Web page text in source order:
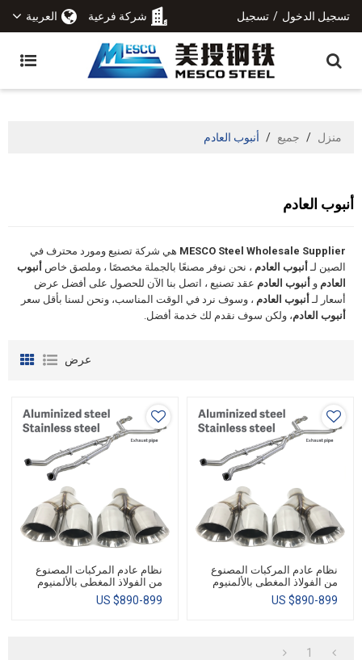
تسجيل الدخول / تسجيل شركة فرعية العربية
منزل / جميع / أنبوب العادم
أنبوب العادم
MESCO Steel Wholesale Supplier هي شركة تصنيع ومورد محترف في
الصين لـ أنبوب العادم ، نحن نوفر مصنعًا بالجملة مخصصًا ، وملصق خاص أنبوب
العادم و أنبوب العادم عقد تصنيع ، اتصل بنا الآن للحصول على أفضل عرض
أسعار لـ أنبوب العادم ، وسوف نرد في الوقت المناسب، ونحن لسنا بأقل سعر
أنبوب العادم، ولكن سوف نقدم لك خدمة أفضل.
عرض
نظام عادم المركبات المصنوع
من الفولاذ المغطى بالألمنيوم
والفولاذ المقاوم للصدأ من
شركة MESCO
US $890-899
نظام عادم المركبات المصنوع
من الفولاذ المغطى بالألمنيوم
والفولاذ المقاوم للصدأ من
شركة MESCO
US $890-899
1